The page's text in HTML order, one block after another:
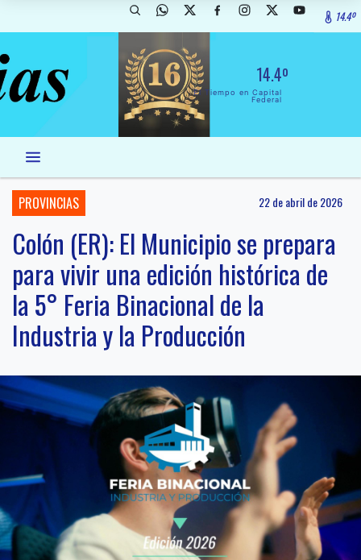
14.4º
14.4º
El Tiempo en Capital
Federal
PROVINCIAS 22 de abril de 2026
Colón (ER): El Municipio se prepara
para vivir una edición histórica de
la 5° Feria Binacional de la
Industria y la Producción